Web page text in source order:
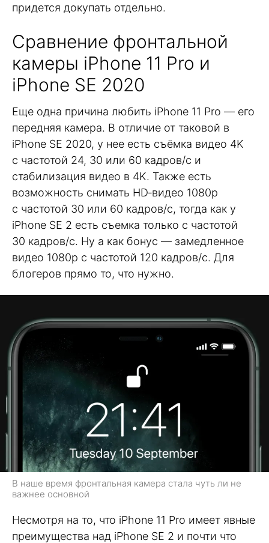
придется докупать отдельно.
Сравнение фронтальной
камеры iPhone 11 Pro и
iPhone SE 2020
Еще одна причина любить iPhone 11 Pro — его
передняя камера. В отличие от таковой в
iPhone SE 2020, у нее есть съёмка видео 4K
с частотой 24, 30 или 60 кадров/с и
стабилизация видео в 4K. Также есть
возможность снимать HD‑видео 1080p
с частотой 30 или 60 кадров/с, тогда как у
iPhone SE 2 есть съемка только с частотой
30 кадров/с. Ну а как бонус — замедленное
видео 1080р с частотой 120 кадров/с. Для
блогеров прямо то, что нужно.
В наше время фронтальная камера стала чуть ли не
важнее основной
Несмотря на то, что iPhone 11 Pro имеет явные
преимущества над iPhone SE 2 и почти что